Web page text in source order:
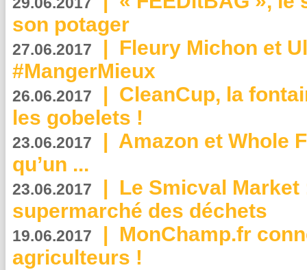
son potager
27.06.2017 | Fleury Michon et
#MangerMieux
26.06.2017 | CleanCup, la
les gobelets !
23.06.2017 | Amazon et Whole
qu’un ...
23.06.2017 | Le Smicval
supermarché des déchets
19.06.2017 | MonChamp.fr
agriculteurs !